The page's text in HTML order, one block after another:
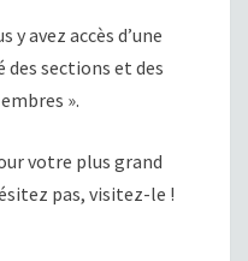
y avez accès d’une
sections et des
».
votre plus grand
pas, visitez-le !